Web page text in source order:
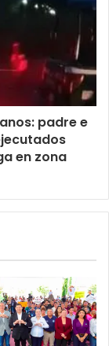
padre e
en zona